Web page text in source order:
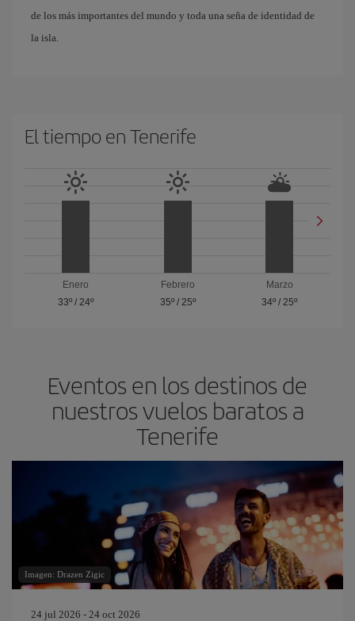
de los más importantes del mundo y toda una seña de identidad de
la isla.
El tiempo en Tenerife
Enero
33º/ 24º
Febrero
35º/ 25º
Marzo
34º /25º
Eventos en los destinos de
nuestros vuelos baratos a
Tenerife
Imagen: Drazen Zigic
24 jul 2026 - 24 oct 2026